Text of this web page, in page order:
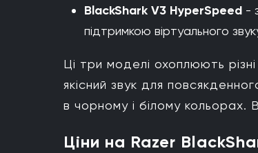
BlackShark V3 HyperSpeed -
підтримкою віртуального
Ці три моделі охоплюють
якісний звук для
в чорному і білому кольорах.
Ціни на Razer